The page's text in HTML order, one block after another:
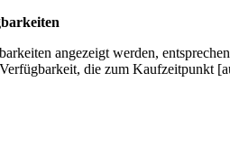
angezeigt werden,
die zum Kaufzeitpunkt